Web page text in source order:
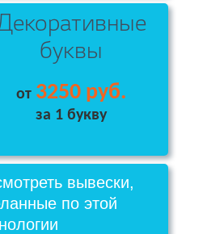
буквы
от 3250 руб.
за 1 букву
вывески,
по этой